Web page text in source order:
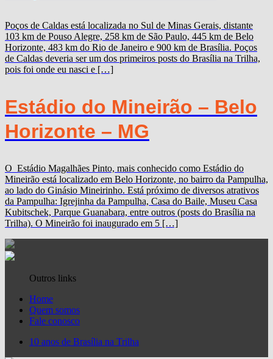
Poços de Caldas está localizada no Sul de Minas Gerais, distante
103 km de Pouso Alegre, 258 km de São Paulo, 445 km de Belo
Horizonte, 483 km do Rio de Janeiro e 900 km de Brasília. Poços
de Caldas deveria ser um dos primeiros posts do Brasília na Trilha,
pois foi onde eu nasci e […]
Estádio do Mineirão – Belo
Horizonte – MG
O Estádio Magalhães Pinto, mais conhecido como Estádio do
Mineirão está localizado em Belo Horizonte, no bairro da Pampulha,
ao lado do Ginásio Mineirinho. Está próximo de diversos atrativos
da Pampulha: Igrejinha da Pampulha, Casa do Baile, Museu Casa
Kubitschek, Parque Guanabara, entre outros (posts do Brasília na
Trilha). O Mineirão foi inaugurado em 5 […]
Outros links
Home
Quem somos
Fale conosco
10 anos de Brasília na Trilha